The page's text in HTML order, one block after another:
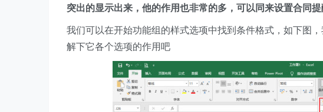
突出的显示出来，他的作用也非常的多，可以同来设置合同
我们可以在开始功能组的样式选项中找到条件格式，如下图
解下它各个选项的作用吧